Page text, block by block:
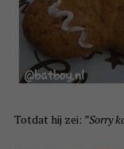
Totdat hij zei: ”Sorry